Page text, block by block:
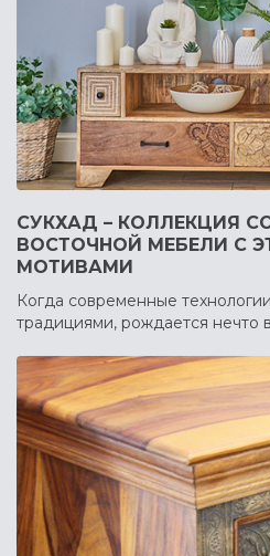
СУКХАД – КОЛЛЕКЦИЯ
ВОСТОЧНОЙ МЕБЕЛИ С
МОТИВАМИ
Когда современные
традициями, рождается нечто